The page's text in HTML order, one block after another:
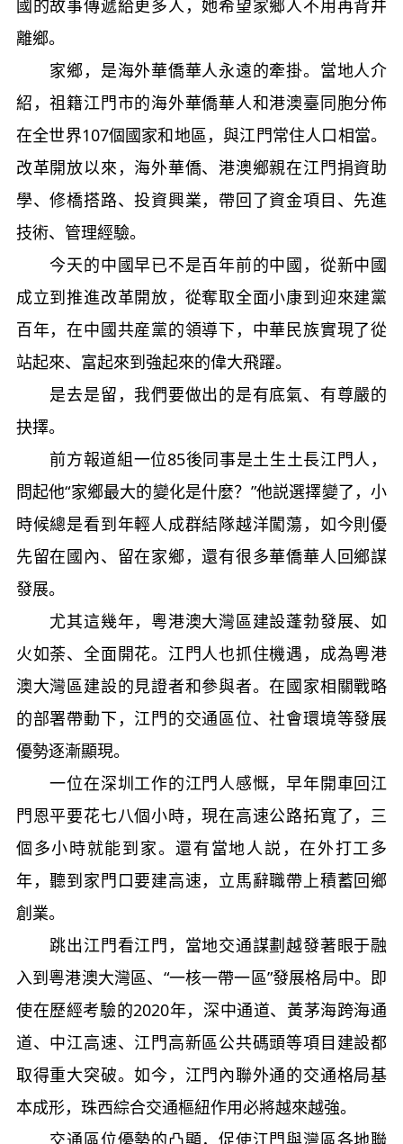
國的故事傳遞給更多人，她希望家鄉人不用再背井
離鄉。
家鄉，是海外華僑華人永遠的牽掛。當地人介
紹，祖籍江門市的海外華僑華人和港澳臺同胞分佈
在全世界107個國家和地區，與江門常住人口相當。
改革開放以來，海外華僑、港澳鄉親在江門捐資助
學、修橋搭路、投資興業，帶回了資金項目、先進
技術、管理經驗。
今天的中國早已不是百年前的中國，從新中國
成立到推進改革開放，從奪取全面小康到迎來建黨
百年，在中國共産黨的領導下，中華民族實現了從
站起來、富起來到強起來的偉大飛躍。
是去是留，我們要做出的是有底氣、有尊嚴的
抉擇。
前方報道組一位85後同事是土生土長江門人，
問起他“家鄉最大的變化是什麼？”他説選擇變了，小
時候總是看到年輕人成群結隊越洋闖蕩，如今則優
先留在國內、留在家鄉，還有很多華僑華人回鄉謀
發展。
尤其這幾年，粵港澳大灣區建設蓬勃發展、如
火如荼、全面開花。江門人也抓住機遇，成為粵港
澳大灣區建設的見證者和參與者。在國家相關戰略
的部署帶動下，江門的交通區位、社會環境等發展
優勢逐漸顯現。
一位在深圳工作的江門人感慨，早年開車回江
門恩平要花七八個小時，現在高速公路拓寬了，三
個多小時就能到家。還有當地人説，在外打工多
年，聽到家門口要建高速，立馬辭職帶上積蓄回鄉
創業。
跳出江門看江門，當地交通謀劃越發著眼于融
入到粵港澳大灣區、“一核一帶一區”發展格局中。即
使在歷經考驗的2020年，深中通道、黃茅海跨海通
道、中江高速、江門高新區公共碼頭等項目建設都
取得重大突破。如今，江門內聯外通的交通格局基
本成形，珠西綜合交通樞紐作用必將越來越強。
交通區位優勢的凸顯，促使江門與灣區各地聯